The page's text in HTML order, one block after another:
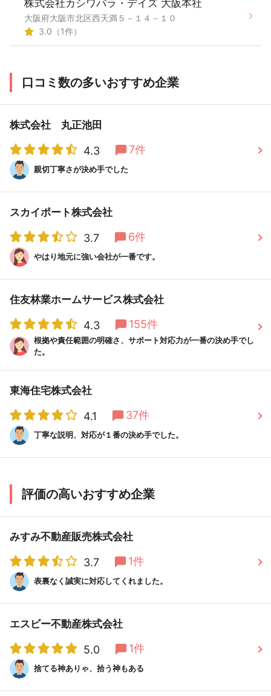
株式会社カシワバラ・デイズ 大阪本社
大阪府大阪市北区西天満５－１４－１０
3.0（1件）
口コミ数の多いおすすめ企業
株式会社 丸正池田
4.3 7件
親切丁寧さが決め手でした
スカイポート株式会社
3.7 6件
やはり地元に強い会社が一番です。
住友林業ホームサービス株式会社
4.3 155件
根拠や責任範囲の明確さ、サポート対応力が一番の決め手でし
た。
東海住宅株式会社
4.1 37件
丁寧な説明、対応が１番の決め手でした。
評価の高いおすすめ企業
みすみ不動産販売株式会社
3.7 1件
表裏なく誠実に対応してくれました。
エスビー不動産株式会社
5.0 1件
捨てる神ありゃ、拾う神もある